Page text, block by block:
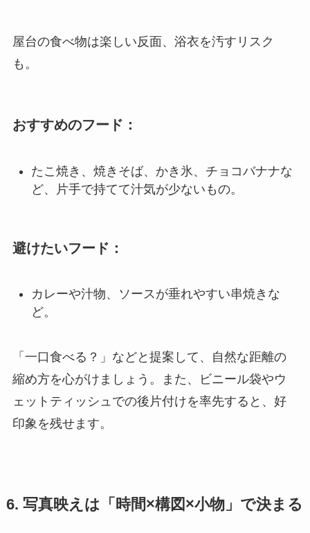
屋台の食べ物は楽しい反面、浴衣を汚すリスク
も。
おすすめのフード：
たこ焼き、焼きそば、かき氷、チョコバナナな
ど、片手で持てて汁気が少ないもの。
避けたいフード：
カレーや汁物、ソースが垂れやすい串焼きな
ど。
「一口食べる？」などと提案して、自然な距離の
縮め方を心がけましょう。また、ビニール袋やウ
ェットティッシュでの後片付けを率先すると、好
印象を残せます。
6. 写真映えは「時間×構図×小物」で決まる